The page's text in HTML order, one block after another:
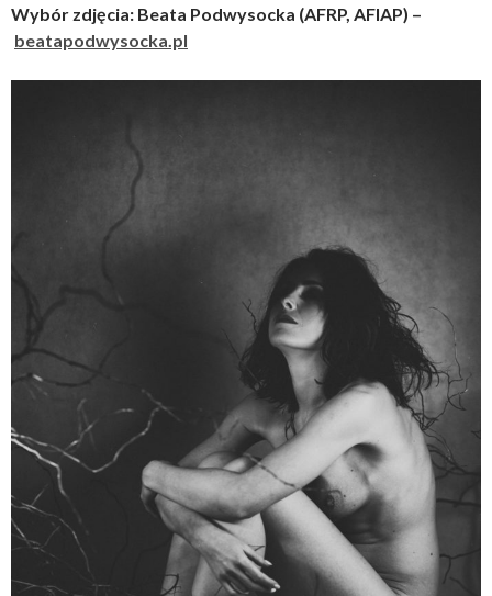
Wybór zdjęcia: Beata Podwysocka (AFRP, AFIAP) –
beatapodwysocka.pl